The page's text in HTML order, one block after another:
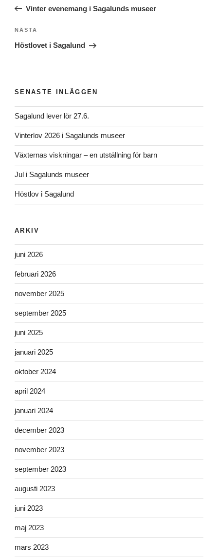
inläggVinter evenemang i Sagalunds museer
Nästa
inlägg
NÄSTA
Höstlovet i Sagalund
SENASTE INLÄGGEN
Sagalund lever lör 27.6.
Vinterlov 2026 i Sagalunds museer
Växternas viskningar – en utställning för barn
Jul i Sagalunds museer
Höstlov i Sagalund
ARKIV
juni 2026
februari 2026
november 2025
september 2025
juni 2025
januari 2025
oktober 2024
april 2024
januari 2024
december 2023
november 2023
september 2023
augusti 2023
juni 2023
maj 2023
mars 2023